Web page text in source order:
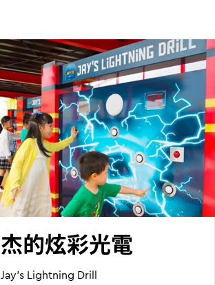
杰的炫彩光電
Jay's Lightning Drill